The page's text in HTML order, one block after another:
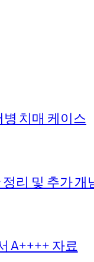
치매 케이스
리 및 추가 개
A++++ 자료